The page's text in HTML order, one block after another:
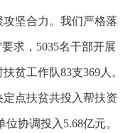
坚合力。我们严格落
求，5035名干部开展
贫工作队83支369人。
点扶贫共投入帮扶资
协调投入5.68亿元。